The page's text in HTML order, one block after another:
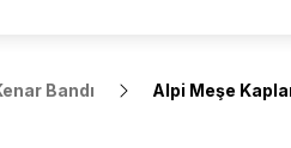
Bandı Alpi Meşe
Eğri Kenar Hotmelt Tutkalı